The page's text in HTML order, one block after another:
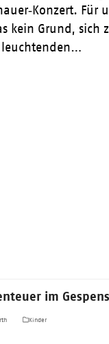
Für
kein Grund, sich
leuchtenden…
im
Kinder